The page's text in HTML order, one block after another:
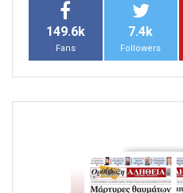
149.6k
Fans
7.4k
Followers